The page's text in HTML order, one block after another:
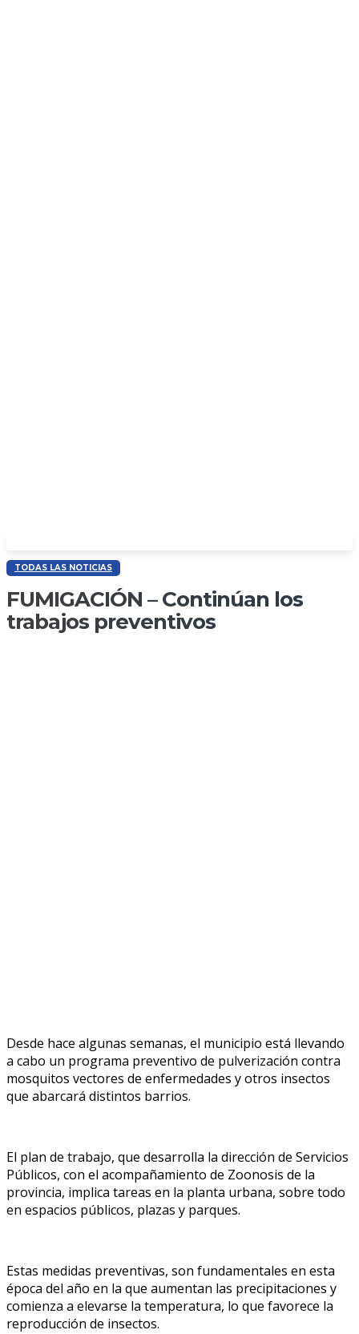
TODAS LAS NOTICIAS
FUMIGACIÓN – Continúan los
trabajos preventivos
Desde hace algunas semanas, el municipio está llevando
a cabo un programa preventivo de pulverización contra
mosquitos vectores de enfermedades y otros insectos
que abarcará distintos barrios.
El plan de trabajo, que desarrolla la dirección de Servicios
Públicos, con el acompañamiento de Zoonosis de la
provincia, implica tareas en la planta urbana, sobre todo
en espacios públicos, plazas y parques.
Estas medidas preventivas, son fundamentales en esta
época del año en la que aumentan las precipitaciones y
comienza a elevarse la temperatura, lo que favorece la
reproducción de insectos.